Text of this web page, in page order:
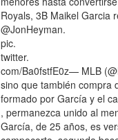
Royals, 3B Maikel Garcia
@JonHeyman.
pic.
twitter.
com/Ba0fstfE0z— MLB
sino que también compra
formado por García y el
, permanezca unido al
García, de 25 años, es